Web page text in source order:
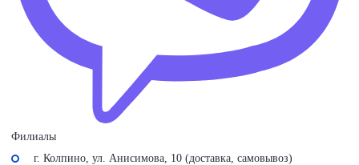
Филиалы
г. Колпино, ул. Анисимова, 10 (доставка, самовывоз)